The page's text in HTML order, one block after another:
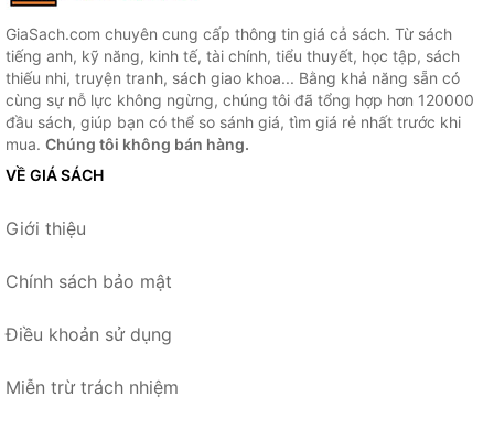
GiaSach.com chuyên cung cấp thông tin giá cả sách. Từ sách
tiếng anh, kỹ năng, kinh tế, tài chính, tiểu thuyết, học tập, sách
thiếu nhi, truyện tranh, sách giao khoa... Bằng khả năng sẵn có
cùng sự nỗ lực không ngừng, chúng tôi đã tổng hợp hơn 120000
đầu sách, giúp bạn có thể so sánh giá, tìm giá rẻ nhất trước khi
mua. Chúng tôi không bán hàng.
VỀ GIÁ SÁCH
Giới thiệu
Chính sách bảo mật
Điều khoản sử dụng
Miễn trừ trách nhiệm